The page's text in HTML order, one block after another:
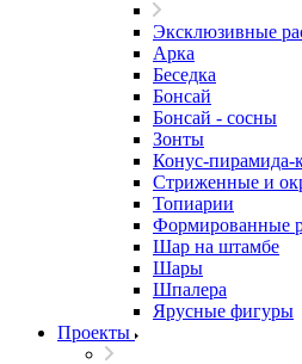
Эксклюзивные
Арка
Беседка
Бонсай
Бонсай - сосны
Зонты
Конус-пирамида-
Стриженные и
Топиарии
Формированные
Шар на штамбе
Шары
Шпалера
Ярусные фигуры
Проекты